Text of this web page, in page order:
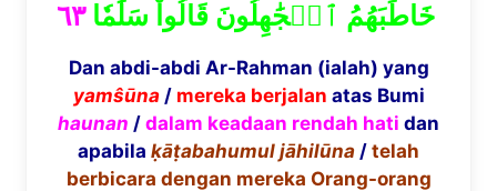
خَاطَبَهُمُ ٱلۡجَٰهِلُونَ قَالُواْ سَلَٰمٗا٦٣
Dan abdi-abdi Ar-Rahman (ialah) yang
yamŝūna/ mereka berjalan atas Bumi
haunan / dalam keadaan rendah hati dan
apabila ḳāṭabahumul jāhilūna / telah
berbicara dengan mereka Orang-orang